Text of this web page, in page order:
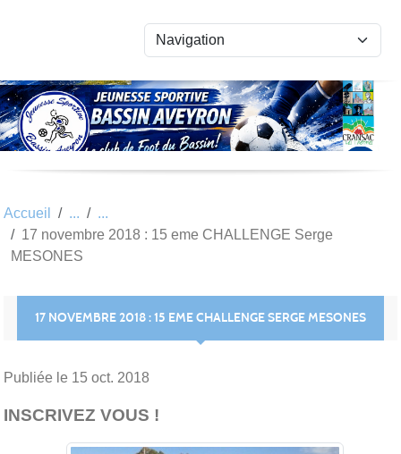
Accueil
17 novembre 2018 : 15 eme CHALLENGE Serge
MESONES
17 NOVEMBRE 2018 : 15 EME CHALLENGE SERGE MESONES
Publiée le 15 oct. 2018
INSCRIVEZ VOUS !